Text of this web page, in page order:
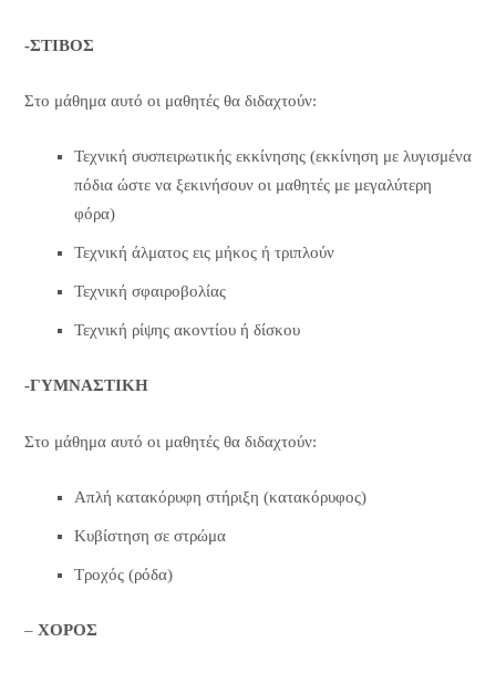
-ΣΤΙΒΟΣ
Στο μάθημα αυτό οι μαθητές θα διδαχτούν:
Τεχνική συσπειρωτικής εκκίνησης (εκκίνηση με λυγισμένα
πόδια ώστε να ξεκινήσουν οι μαθητές με μεγαλύτερη
φόρα)
Τεχνική άλματος εις μήκος ή τριπλούν
Τεχνική σφαιροβολίας
Τεχνική ρίψης ακοντίου ή δίσκου
-ΓΥΜΝΑΣΤΙΚΗ
Στο μάθημα αυτό οι μαθητές θα διδαχτούν:
Απλή κατακόρυφη στήριξη (κατακόρυφος)
Κυβίστηση σε στρώμα
Τροχός (ρόδα)
– ΧΟΡΟΣ